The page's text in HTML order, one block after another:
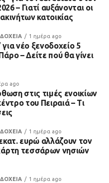
– Γιατί αυξάνονται οι
κατοικίας
1 ημέρα ago
νέο ξενοδοχείο 5
– Δείτε πού θα γίνει
ago
στις τιμές ενοικίων
του Πειραιά – Τι
1 ημέρα ago
ευρώ αλλάζουν τον
τεσσάρων νησιών
1 ημέρα ago